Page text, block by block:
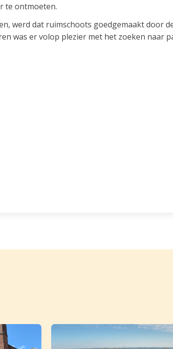
te ontmoeten.
werd dat ruimschoots goedgemaakt door
was er volop plezier met het zoeken naar